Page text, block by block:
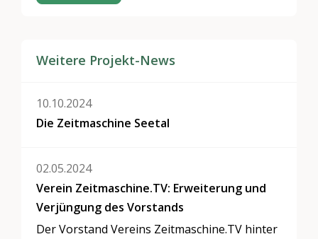
Weitere Projekt-News
10.10.2024
Die Zeitmaschine Seetal
02.05.2024
Verein Zeitmaschine.TV: Erweiterung und
Verjüngung des Vorstands
Der Vorstand Vereins Zeitmaschine.TV hinter